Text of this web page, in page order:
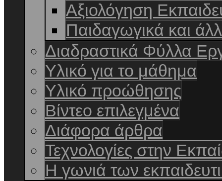
Αξιολόγηση
Παιδαγωγικά και
Διαδραστικά Φύλλα
Yλικό για το μάθημα
Υλικό προώθησης
Βίντεο επιλεγμένα
Διάφορα άρθρα
Τεχνολογίες στην
Η γωνιά των